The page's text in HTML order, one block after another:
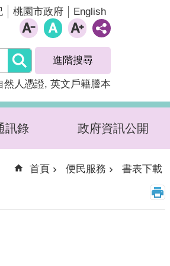
桃園市政府 English
進階搜尋
然人憑證 英文戶籍謄本
訊錄 政府資訊公開
首頁 便民服務 書表下載